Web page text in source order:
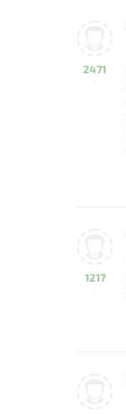
2471
-
1217
-